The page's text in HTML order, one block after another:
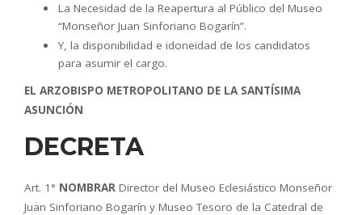
La Necesidad de la Reapertura al Público del Museo
“Monseñor Juan Sinforiano Bogarín”.
Y, la disponibilidad e idoneidad de los candidatos
para asumir el cargo.
EL ARZOBISPO METROPOLITANO DE LA SANTÍSIMA
ASUNCIÓN
DECRETA
Art. 1° NOMBRAR Director del Museo Eclesiástico Monseñor
Juan Sinforiano Bogarín y Museo Tesoro de la Catedral de